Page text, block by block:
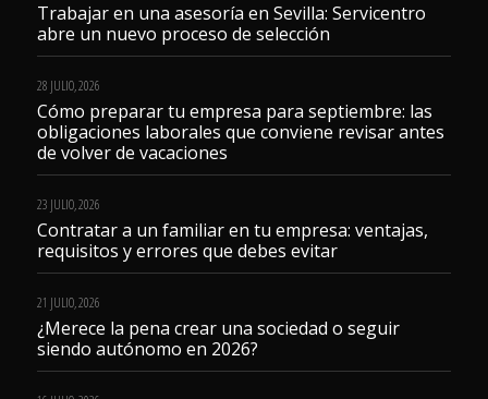
Trabajar en una asesoría en Sevilla: Servicentro
abre un nuevo proceso de selección
28 JULIO, 2026
Cómo preparar tu empresa para septiembre: las
obligaciones laborales que conviene revisar antes
de volver de vacaciones
23 JULIO, 2026
Contratar a un familiar en tu empresa: ventajas,
requisitos y errores que debes evitar
21 JULIO, 2026
¿Merece la pena crear una sociedad o seguir
siendo autónomo en 2026?